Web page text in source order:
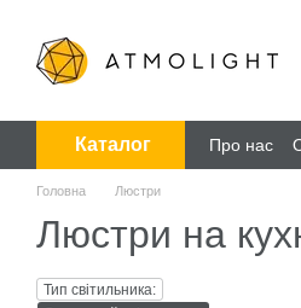
Каталог Про нас
Головна Люстри
Люстри на
Тип світильника: